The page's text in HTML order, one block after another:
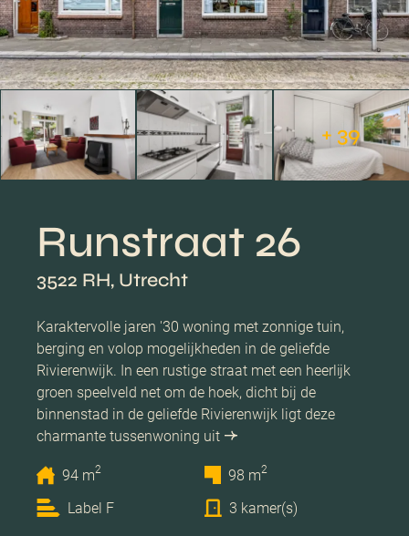
+ 39
Runstraat 26
3522 RH, Utrecht
Karaktervolle jaren '30 woning met zonnige tuin,
berging en volop mogelijkheden in de geliefde
Rivierenwijk. In een rustige straat met een heerlijk
groen speelveld net om de hoek, dicht bij de
binnenstad in de geliefde Rivierenwijk ligt deze
charmante tussenwoning uit
94 m2 98 m2
Label F 3 kamer(s)